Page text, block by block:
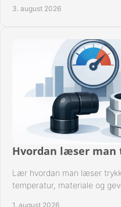
3. august 2026
Hvordan læser man
Lær hvordan man læser
temperatur, materiale og
1. august 2026